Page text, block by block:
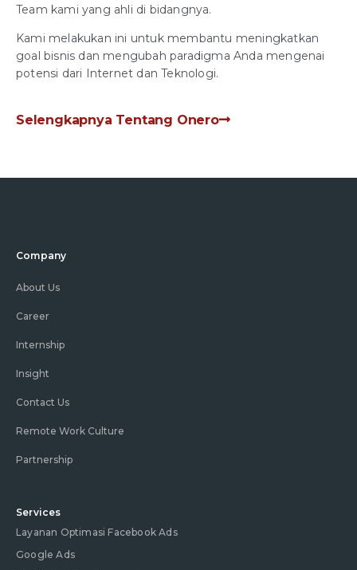
Team kami yang ahli di bidangnya.
Kami melakukan ini untuk membantu meningkatkan
goal bisnis dan mengubah paradigma Anda mengenai
potensi dari Internet dan Teknologi.
Selengkapnya Tentang Onero
Company
About Us
Career
Internship
Insight
Contact Us
Remote Work Culture
Partnership
Services
Layanan Optimasi Facebook Ads
Google Ads